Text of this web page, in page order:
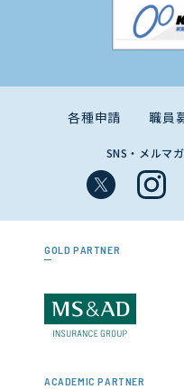
各種申請 職員
SNS・メルマ
GOLD PARTNER
ACADEMIC PARTNER